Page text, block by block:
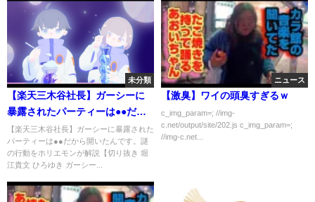
未分類
【楽天三木谷社長】ガーシーに
暴露されたパーティーは●●だか
ら開いたんです。謎の行動をホ
リエモンが解説【切り抜き 堀江
貴文 ひろゆき ガーシーch ウク
志】
【楽天三木谷社長】ガーシーに暴露された
パーティーは●●だから開いたんです。謎
の行動をホリエモンが解説【切り抜き 堀
江貴文 ひろゆき ガーシー...
ニュース
【激臭】ワイの頭臭すぎるｗ
c_img_param=; //img-
c.net/output/site/202.js c_img_param=;
//img-c.net...